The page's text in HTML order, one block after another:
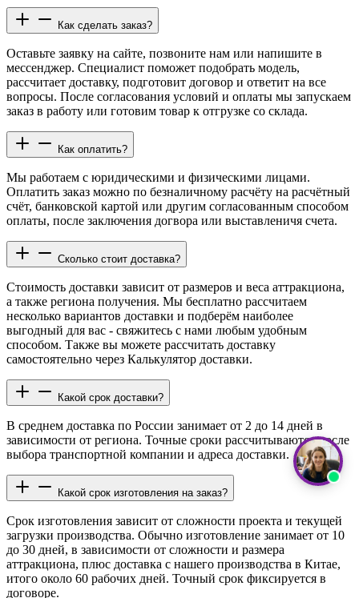
Как сделать заказ?
Оставьте заявку на сайте, позвоните нам или напишите в
мессенджер. Специалист поможет подобрать модель,
рассчитает доставку, подготовит договор и ответит на все
вопросы. После согласования условий и оплаты мы запускаем
заказ в работу или готовим товар к отгрузке со склада.
Как оплатить?
Мы работаем с юридическими и физическими лицами.
Оплатить заказ можно по безналичному расчёту на расчётный
счёт, банковской картой или другим согласованным способом
оплаты, после заключения догвора или выставленичя счета.
Сколько стоит доставка?
Стоимость доставки зависит от размеров и веса аттракциона,
а также региона получения. Мы бесплатно рассчитаем
несколько вариантов доставки и подберём наиболее
выгодный для вас - свяжитесь с нами любым удобным
способом. Также вы можете рассчитать доставку
самостоятельно через Калькулятор доставки.
Какой срок доставки?
В среднем доставка по России занимает от 2 до 14 дней в
зависимости от региона. Точные сроки рассчитываются после
выбора транспортной компании и адреса доставки.
Какой срок изготовления на заказ?
Срок изготовления зависит от сложности проекта и текущей
загрузки производства. Обычно изготовление занимает от 10
до 30 дней, в зависимости от сложности и размера
аттракциона, плюс доставка с нашего производства в Китае,
итого около 60 рабочих дней. Точный срок фиксируется в
договоре.